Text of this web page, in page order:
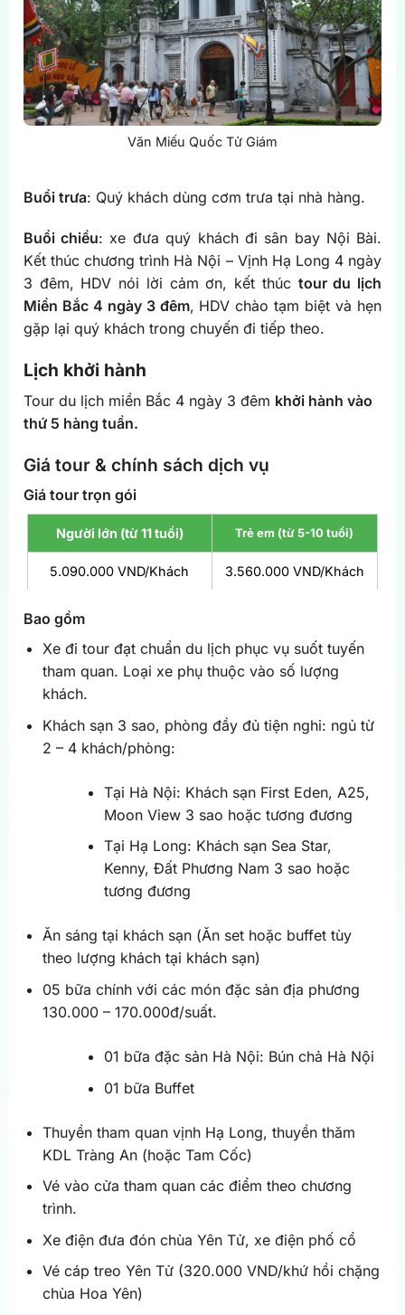
Văn Miếu Quốc Tử Giám
Buổi trưa: Quý khách dùng cơm trưa tại nhà hàng.
Buổi chiều: xe đưa quý khách đi sân bay Nội Bài.
Kết thúc chương trình Hà Nội – Vịnh Hạ Long 4 ngày
3 đêm, HDV nói lời cảm ơn, kết thúc tour du lịch
Miền Bắc 4 ngày 3 đêm, HDV chào tạm biệt và hẹn
gặp lại quý khách trong chuyến đi tiếp theo.
Lịch khởi hành
Tour du lịch miền Bắc 4 ngày 3 đêm khởi hành vào
thứ 5 hàng tuần.
Giá tour & chính sách dịch vụ
Giá tour trọn gói
Người lớn (từ 11 tuổi) Trẻ em (từ 5-10 tuổi)
5.090.000 VND/Khách 3.560.000 VND/Khách
Bao gồm
Xe đi tour đạt chuẩn du lịch phục vụ suốt tuyến
tham quan. Loại xe phụ thuộc vào số lượng
khách.
Khách sạn 3 sao, phòng đầy đủ tiện nghi: ngủ từ
2 – 4 khách/phòng:
Tại Hà Nội: Khách sạn First Eden, A25,
Moon View 3 sao hoặc tương đương
Tại Hạ Long: Khách sạn Sea Star,
Kenny, Đất Phương Nam 3 sao hoặc
tương đương
Ăn sáng tại khách sạn (Ăn set hoặc buffet tùy
theo lượng khách tại khách sạn)
05 bữa chính với các món đặc sản địa phương
130.000 – 170.000đ/suất.
01 bữa đặc sản Hà Nội: Bún chả Hà Nội
01 bữa Buffet
Thuyền tham quan vịnh Hạ Long, thuyền thăm
KDL Tràng An (hoặc Tam Cốc)
Vé vào cửa tham quan các điểm theo chương
trình.
Xe điện đưa đón chùa Yên Tử, xe điện phố cổ
Vé cáp treo Yên Tử (320.000 VND/khứ hồi chặng
chùa Hoa Yên)